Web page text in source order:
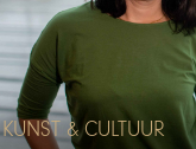
KUNST & CULTUUR